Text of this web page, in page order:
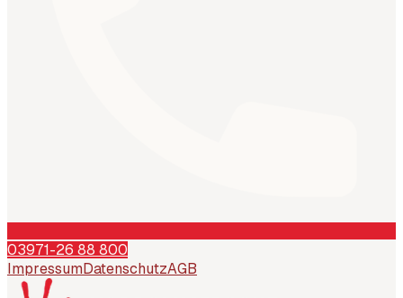
03971-26 88 800
Impressum DatenschutzAGB